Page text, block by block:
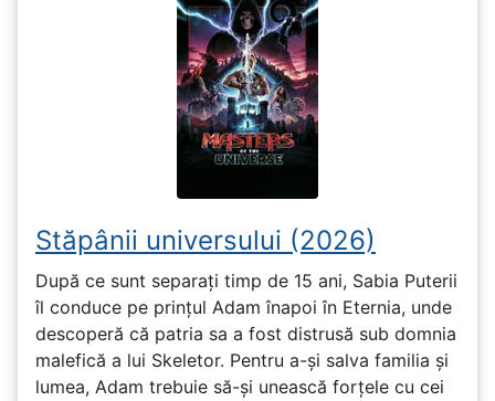
Stăpânii universului (2026)
După ce sunt separați timp de 15 ani, Sabia Puterii
îl conduce pe prințul Adam înapoi în Eternia, unde
descoperă că patria sa a fost distrusă sub domnia
malefică a lui Skeletor. Pentru a-și salva familia și
lumea, Adam trebuie să-și unească forțele cu cei